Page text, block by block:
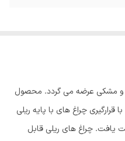
و مشکی عرضه می گردد. محصول
قرارگیری چراغ های با پایه ریلی
یافت. چراغ های ریلی قابل